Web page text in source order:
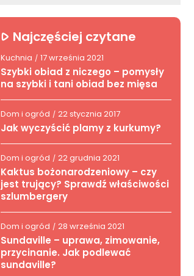
Najczęściej czytane
Kuchnia / 17 września 2021
Szybki obiad z niczego – pomysły
na szybki i tani obiad bez mięsa
Dom i ogród / 22 stycznia 2017
Jak wyczyścić plamy z kurkumy?
Dom i ogród / 22 grudnia 2021
Kaktus bożonarodzeniowy – czy
jest trujący? Sprawdź właściwości
szlumbergery
Dom i ogród / 28 września 2021
Sundaville – uprawa, zimowanie,
przycinanie. Jak podlewać
sundaville?